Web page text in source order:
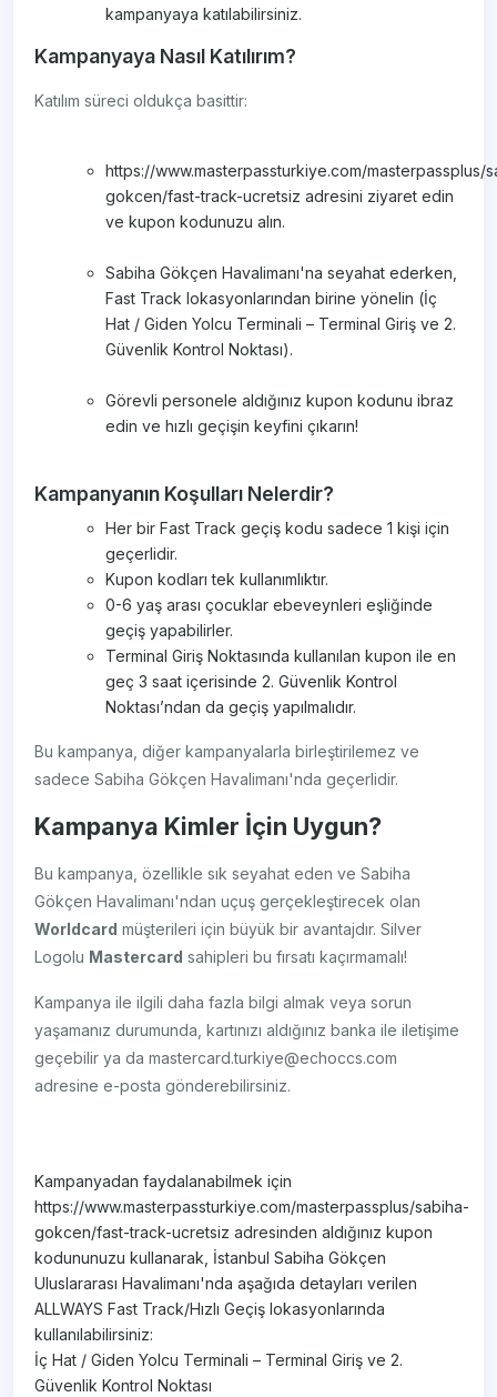
kampanyaya katılabilirsiniz.
Kampanyaya Nasıl Katılırım?
Katılım süreci oldukça basittir:
https://www.masterpassturkiye.com/masterpassplus/
gokcen/fast-track-ucretsiz adresini ziyaret edin
ve kupon kodunuzu alın.
Sabiha Gökçen Havalimanı'na seyahat ederken,
Fast Track lokasyonlarından birine yönelin (İç
Hat / Giden Yolcu Terminali – Terminal Giriş ve 2.
Güvenlik Kontrol Noktası).
Görevli personele aldığınız kupon kodunu ibraz
edin ve hızlı geçişin keyfini çıkarın!
Kampanyanın Koşulları Nelerdir?
Her bir Fast Track geçiş kodu sadece 1 kişi için
geçerlidir.
Kupon kodları tek kullanımlıktır.
0-6 yaş arası çocuklar ebeveynleri eşliğinde
geçiş yapabilirler.
Terminal Giriş Noktasında kullanılan kupon ile en
geç 3 saat içerisinde 2. Güvenlik Kontrol
Noktası’ndan da geçiş yapılmalıdır.
Bu kampanya, diğer kampanyalarla birleştirilemez ve
sadece Sabiha Gökçen Havalimanı'nda geçerlidir.
Kampanya Kimler İçin Uygun?
Bu kampanya, özellikle sık seyahat eden ve Sabiha
Gökçen Havalimanı'ndan uçuş gerçekleştirecek olan
Worldcard müşterileri için büyük bir avantajdır. Silver
Logolu Mastercard sahipleri bu fırsatı kaçırmamalı!
Kampanya ile ilgili daha fazla bilgi almak veya sorun
yaşamanız durumunda, kartınızı aldığınız banka ile iletişime
geçebilir ya da mastercard.turkiye@echoccs.com
adresine e-posta gönderebilirsiniz.
Kampanyadan faydalanabilmek için
https://www.masterpassturkiye.com/masterpassplus/sabiha-
gokcen/fast-track-ucretsiz adresinden aldığınız kupon
kodununuzu kullanarak, İstanbul Sabiha Gökçen
Uluslararası Havalimanı'nda aşağıda detayları verilen
ALLWAYS Fast Track/Hızlı Geçiş lokasyonlarında
kullanılabilirsiniz:
İç Hat / Giden Yolcu Terminali – Terminal Giriş ve 2.
Güvenlik Kontrol Noktası